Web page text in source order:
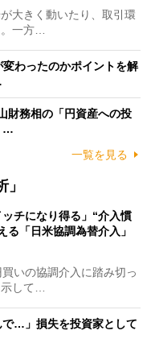
大きく動いたり、取引環
。一方…
わったのかポイントを解
財務相の「円資産への投
…
一覧を見る
ッチになり得る」“介入慣
る「日米協調為替介入」
いの協調介入に踏み切っ
示して…
で…」損失を投資家として